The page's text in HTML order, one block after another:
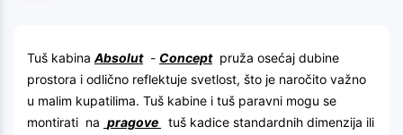
Tuš kabina Absolut- Conceptpruža osećaj dubine
prostora i odlično reflektuje svetlost, što je naročito važno
u malim kupatilima. Tuš kabine i tuš paravni mogu se
montirati na pragove
tuš kadice standardnih dimenzija ili